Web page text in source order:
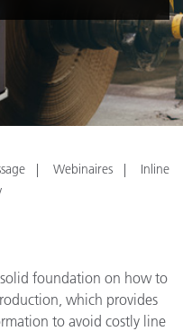
Webinaires
Inline
foundation on how to
which provides
to avoid costly line